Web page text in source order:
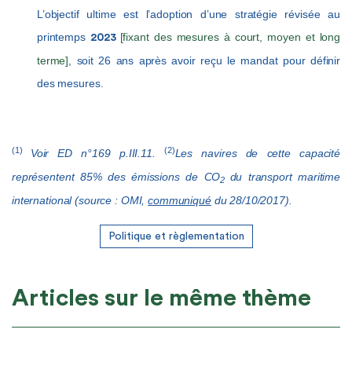
L’objectif ultime est l’adoption d’une stratégie révisée au
printemps 2023 [fixant des mesures à court, moyen et long
terme], soit 26 ans après avoir reçu le mandat pour définir
des mesures.
(1) Voir ED n°169 p.III.11. (2)Les navires de cette capacité
représentent 85% des émissions de CO2 du transport maritime
international (source : OMI,communiquédu 28/10/2017).
Politique et règlementation
Articles sur le même thème